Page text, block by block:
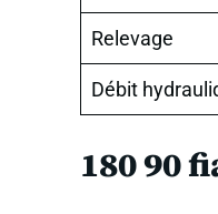
Relevage
Débit
180 90